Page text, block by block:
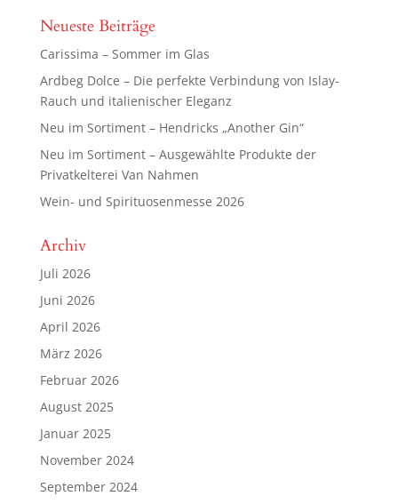
Neueste Beiträge
Carissima – Sommer im Glas
Ardbeg Dolce – Die perfekte Verbindung von Islay-
Rauch und italienischer Eleganz
Neu im Sortiment – Hendricks „Another Gin“
Neu im Sortiment – Ausgewählte Produkte der
Privatkelterei Van Nahmen
Wein- und Spirituosenmesse 2026
Archiv
Juli 2026
Juni 2026
April 2026
März 2026
Februar 2026
August 2025
Januar 2025
November 2024
September 2024